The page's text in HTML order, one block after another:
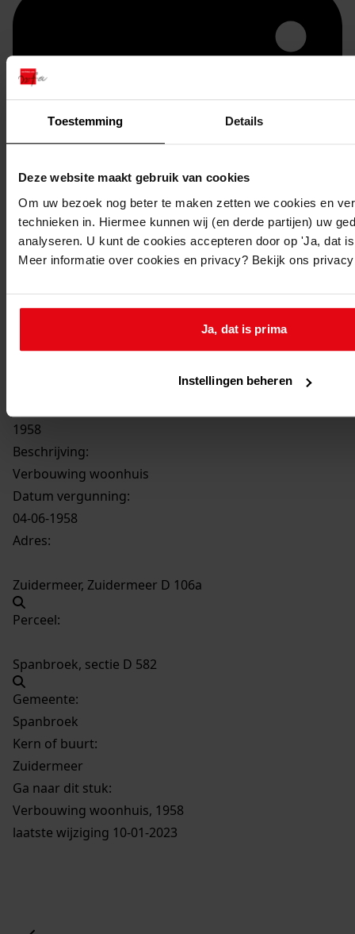
Toestemming Details
Deze website maakt gebruik van cookies
Om uw bezoek nog beter te maken zetten we cookies en
technieken in. Hiermee kunnen wij (en derde partijen) uw
analyseren. U kunt de cookies accepteren door op 'Ja, dat
Meer informatie over cookies en privacy? Bekijk ons
Ja, dat is prima
Instellingen beheren
Printen
duurzaam webadres
Bouwvergunningen uit toegang 1049
Verbouwing woonhuis, 1958
1958
Beschrijving:
Verbouwing woonhuis
Datum vergunning:
04-06-1958
Adres:
Zuidermeer, Zuidermeer D 106a
Perceel:
Spanbroek, sectie D 582
Gemeente:
Spanbroek
Kern of buurt:
Zuidermeer
Ga naar dit stuk:
Verbouwing woonhuis, 1958
laatste wijziging 10-01-2023